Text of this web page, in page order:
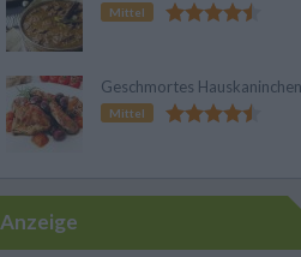
Mittel
Geschmortes Hauskaninchen
Mittel
Anzeige